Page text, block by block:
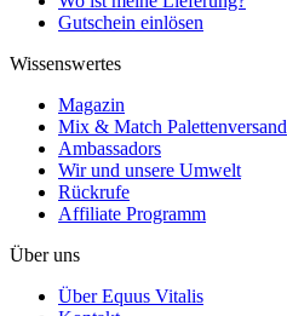
Gutschein einlösen
Wissenswertes
Magazin
Mix & Match Palettenversand
Ambassadors
Wir und unsere Umwelt
Rückrufe
Affiliate Programm
Über uns
Über Equus Vitalis